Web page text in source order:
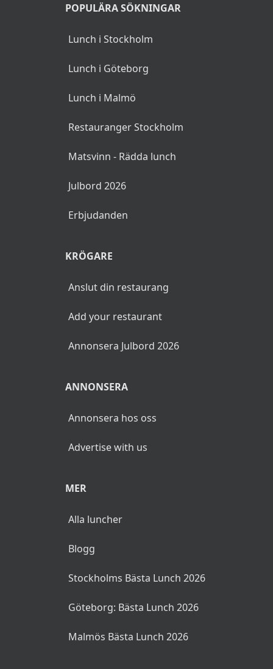
POPULÄRA SÖKNINGAR
Lunch i Stockholm
Lunch i Göteborg
Lunch i Malmö
Restauranger Stockholm
Matsvinn - Rädda lunch
Julbord 2026
Erbjudanden
KRÖGARE
Anslut din restaurang
Add your restaurant
Annonsera Julbord 2026
ANNONSERA
Annonsera hos oss
Advertise with us
MER
Alla luncher
Blogg
Stockholms Bästa Lunch 2026
Göteborg: Bästa Lunch 2026
Malmös Bästa Lunch 2026